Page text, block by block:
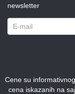
newsletter
Cene su
cena iskazanih na